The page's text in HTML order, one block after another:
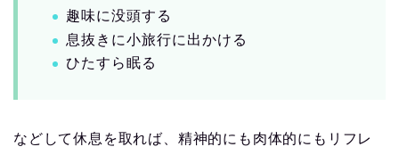
趣味に没頭する
息抜きに小旅行に出かける
ひたすら眠る
などして休息を取れば、精神的にも肉体的にもリフレ